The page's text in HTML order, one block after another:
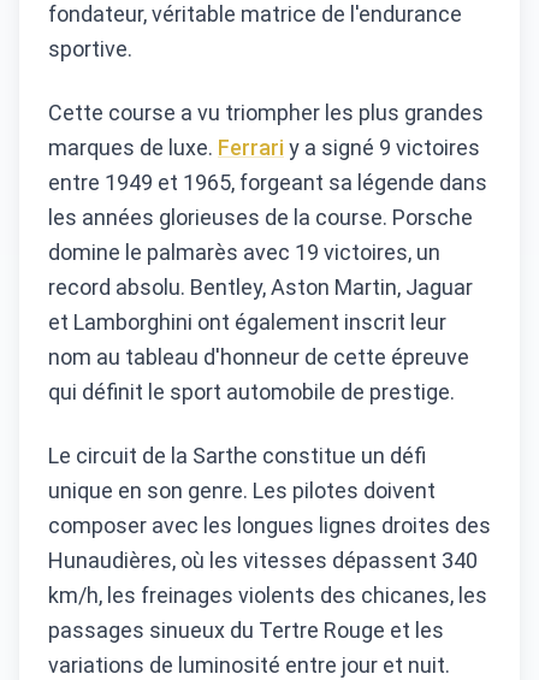
fondateur, véritable matrice de l'endurance
sportive.
Cette course a vu triompher les plus grandes
marques de luxe. Ferrariy a signé 9 victoires
entre 1949 et 1965, forgeant sa légende dans
les années glorieuses de la course. Porsche
domine le palmarès avec 19 victoires, un
record absolu. Bentley, Aston Martin, Jaguar
et Lamborghini ont également inscrit leur
nom au tableau d'honneur de cette épreuve
qui définit le sport automobile de prestige.
Le circuit de la Sarthe constitue un défi
unique en son genre. Les pilotes doivent
composer avec les longues lignes droites des
Hunaudières, où les vitesses dépassent 340
km/h, les freinages violents des chicanes, les
passages sinueux du Tertre Rouge et les
variations de luminosité entre jour et nuit.